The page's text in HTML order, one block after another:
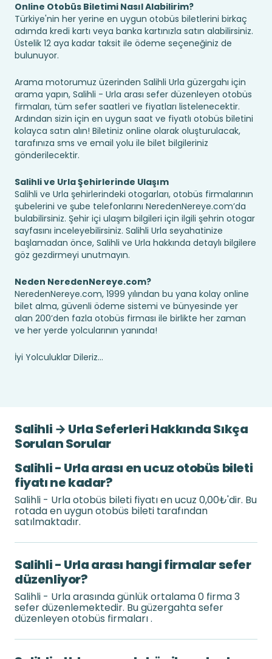
Online Otobüs Biletimi Nasıl Alabilirim?
Türkiye'nin her yerine en uygun otobüs biletlerini birkaç
adımda kredi kartı veya banka kartınızla satın alabilirsiniz.
Üstelik 12 aya kadar taksit ile ödeme seçeneğiniz de
bulunuyor.
Arama motorumuz üzerinden Salihli Urla güzergahı için
arama yapın, Salihli - Urla arası sefer düzenleyen otobüs
firmaları, tüm sefer saatleri ve fiyatları listelenecektir.
Ardından sizin için en uygun saat ve fiyatlı otobüs biletini
kolayca satın alın! Biletiniz online olarak oluşturulacak,
tarafınıza sms ve email yolu ile bilet bilgileriniz
gönderilecektir.
Salihli ve Urla Şehirlerinde Ulaşım
Salihli ve Urla şehirlerindeki otogarları, otobüs firmalarının
şubelerini ve şube telefonlarını NeredenNereye.com’da
bulabilirsiniz. Şehir içi ulaşım bilgileri için ilgili şehrin otogar
sayfasını inceleyebilirsiniz. Salihli Urla seyahatinize
başlamadan önce, Salihli ve Urla hakkında detaylı bilgilere
göz gezdirmeyi unutmayın.
Neden NeredenNereye.com?
NeredenNereye.com, 1999 yılından bu yana kolay online
bilet alma, güvenli ödeme sistemi ve bünyesinde yer
alan 200’den fazla otobüs firması ile birlikte her zaman
ve her yerde yolcularının yanında!
İyi Yolculuklar Dileriz...
Salihli → Urla Seferleri Hakkında Sıkça
Sorulan Sorular
Salihli - Urla arası en ucuz otobüs bileti
fiyatı ne kadar?
Salihli - Urla otobüs bileti fiyatı en ucuz 0,00₺'dir. Bu
rotada en uygun otobüs bileti tarafından
satılmaktadır.
Salihli - Urla arası hangi firmalar sefer
düzenliyor?
Salihli - Urla arasında günlük ortalama 0 firma 3
sefer düzenlemektedir. Bu güzergahta sefer
düzenleyen otobüs firmaları .